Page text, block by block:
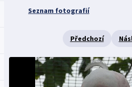
Seznam fotografií
Předchozí